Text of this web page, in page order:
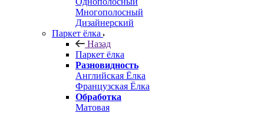
Многополосный
Дизайнерский
Паркет ёлка
Назад
Паркет ёлка
Разновидность
Английская Ёлка
Французская Ёлка
Обработка
Матовая